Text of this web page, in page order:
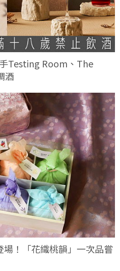
Testing Room、The
酒
！「花織桃韻」一次品嘗